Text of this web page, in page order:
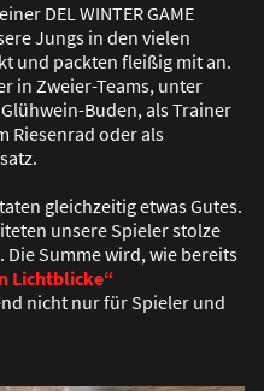
DEL WINTER GAME
Jungs in den vielen
und packten fleißig mit an.
in Zweier-Teams, unter
Buden, als Trainer
Riesenrad oder als
gleichzeitig etwas Gutes.
unsere Spieler stolze
Die Summe wird, wie bereits
Lichtblicke“
nicht nur für Spieler und